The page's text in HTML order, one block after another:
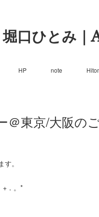
堀口ひとみ
HP note
東京/大阪のご
。
+．。*